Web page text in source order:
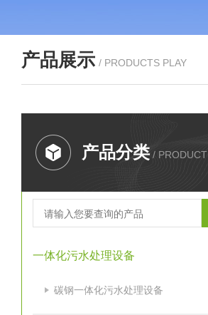
产品展示 / PRODUCTS PLAY
产品分类 / PRODUCT
一体化污水处理设备
碳钢一体化污水处理设备